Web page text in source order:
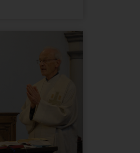
Anbieter
Google
Google